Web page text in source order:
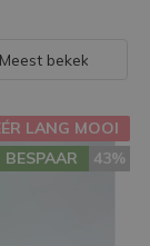
LANG MOOI
43%
BESPAAR